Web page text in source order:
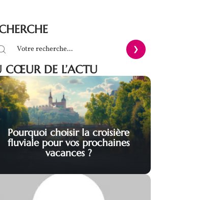
CŒUR DE L’ACTU
Pourquoi choisir la croisière
fluviale pour vos prochaines
vacances ?